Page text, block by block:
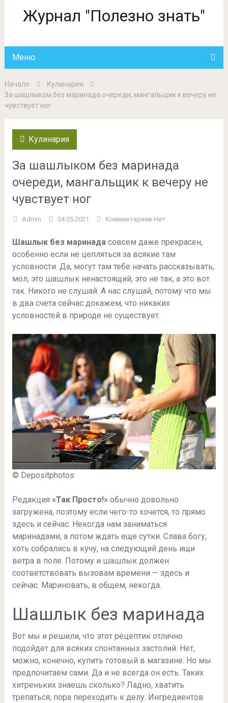
Журнал "Полезно знать"
Меню
Начало
Кулинария
За шашлыком без маринада очереди, мангальщик к вечеру не
чувствует ног
Кулинария
За шашлыком без маринада
очереди, мангальщик к вечеру не
чувствует ног
Admin 04.05.2021 Комментариев Нет
Шашлык без маринадасовсем даже прекрасен,
особенно если не цепляться за всякие там
условности. Да, могут там тебе начать рассказывать,
мол, это шашлык ненастоящий, это не так, а это вот
так. Никого не слушай. А нас слушай, потому что мы
в два счета сейчас докажем, что никаких
условностей в природе не существует.
© Depositphotos
Редакция «Так Просто!»обычно довольно
загружена, поэтому если чего-то хочется, то прямо
здесь и сейчас. Некогда нам заниматься
маринадами, а потом ждать еще сутки. Слава богу,
хоть собрались в кучу, на следующий день ищи
ветра в поле. Потому и шашлык должен
соответствовать вызовам времени — здесь и
сейчас. Мариновать, в общем, некогда.
Шашлык без маринада
Вот мы и решили, что этот рецептик отлично
подойдет для всяких спонтанных застолий. Нет,
можно, конечно, купить готовый в магазине. Но мы
предпочитаем сами. Да и не всегда он есть. Таких
хитреньких знаешь сколько? Ладно, хватить
трепаться, пора переходить к делу. Ингредиентов